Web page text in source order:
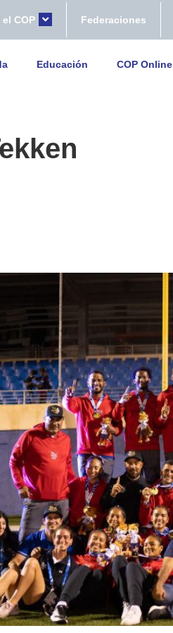
el COP Federaciones
Educación COP Online